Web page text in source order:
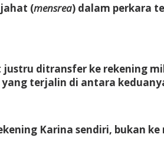
(mensrea) dalam perkara
ditransfer ke rekening
terjalin di antara
Karina sendiri, bukan